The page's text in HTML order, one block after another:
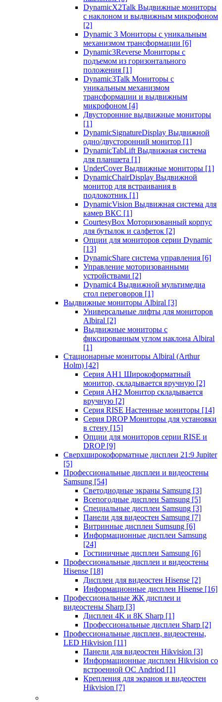
DynamicX2Talk Выдвижные мониторы
с наклоном и выдвижным микрофоном
[2]
Dynamic 3 Мониторы с уникальным
механизмом трансформации [6]
Dynamic3Reverse Мониторы с
подъемом из горизонтального
положения [1]
Dynamic3Talk Мониторы с
уникальным механизмом
трансформации и выдвижным
микрофоном [4]
Двусторонние выдвижные мониторы
[1]
DynamicSignatureDisplay Выдвижной
одно/двусторонний монитор [1]
DynamicTabLift Выдвижная система
для планшета [1]
UnderCover Выдвижные мониторы [1]
DynamicChairDisplay Выдвижной
монитор для встраивания в
подлокотник [1]
DynamicVision Выдвижная система для
камер ВКС [1]
CourtesyBox Моторизованный корпус
для бутылок и салфеток [2]
Опции для мониторов серии Dynamic
[13]
DynamicShare система управления [6]
Управление моторизованными
устройствами [2]
Dynamic4 Выдвижной мультимедиа
стол переговоров [1]
Выдвижные мониторы Albiral [3]
Универсальные лифты для мониторов
Albiral [2]
Выдвижные мониторы с
фиксированным углом наклона Albiral
[1]
Стационарные мониторы Albiral (Arthur
Holm) [42]
Серия AH1 Широкоформатный
монитор, складывается вручную [2]
Серия AH2 Монитор складывается
вручную [2]
Серия RISE Настенные мониторы [14]
Серия DROP Мониторы для установки
в стену [15]
Опции для мониторов серии RISE и
DROP [9]
Сверхширокоформатные дисплеи 21:9 Jupiter
[5]
Профессиональные дисплеи и видеостены
Samsung [54]
Светодиодные экраны Samsung [3]
Всепогодные дисплеи Samsung [5]
Специальные дисплеи Samsung [3]
Панели для видеостен Samsung [7]
Витринные дисплеи Sumsung [6]
Информационные дисплеи Samsung
[24]
Гостиничные дисплеи Samsung [6]
Профессиональные дисплеи и видеостены
Hisense [18]
Дисплеи для видеостен Hisense [2]
Информационные дисплеи Hisense [16]
Профессиональные ЖК дисплеи и
видеостены Sharp [3]
Дисплеи 4K и 8K Sharp [1]
Профессиональные дисплеи Sharp [2]
Профессиональные дисплеи, видеостены,
LED Hikvision [11]
Панели для видеостен Hikvision [3]
Информационные дисплеи Hikvision со
встроенной ОС Andriod [1]
Крепления для экранов и видеостен
Hikvision [7]